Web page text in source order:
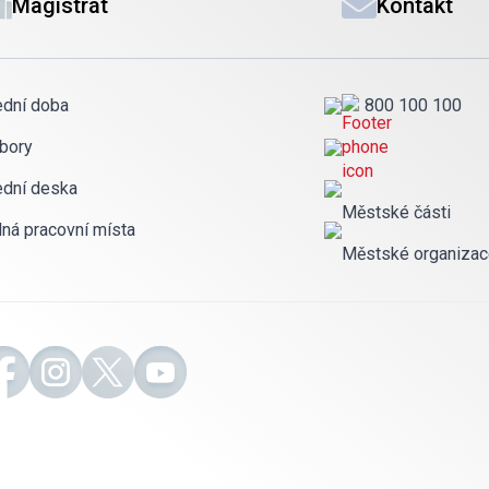
Magistrát
doba
deska
pracovní místa
Kontakt
800 100 100
Městské části
Městské